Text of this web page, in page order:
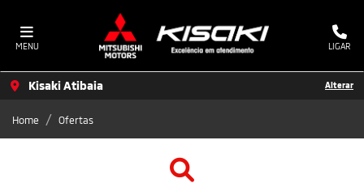
MENU LIGAR
Kisaki Atibaia Alterar
Home Ofertas